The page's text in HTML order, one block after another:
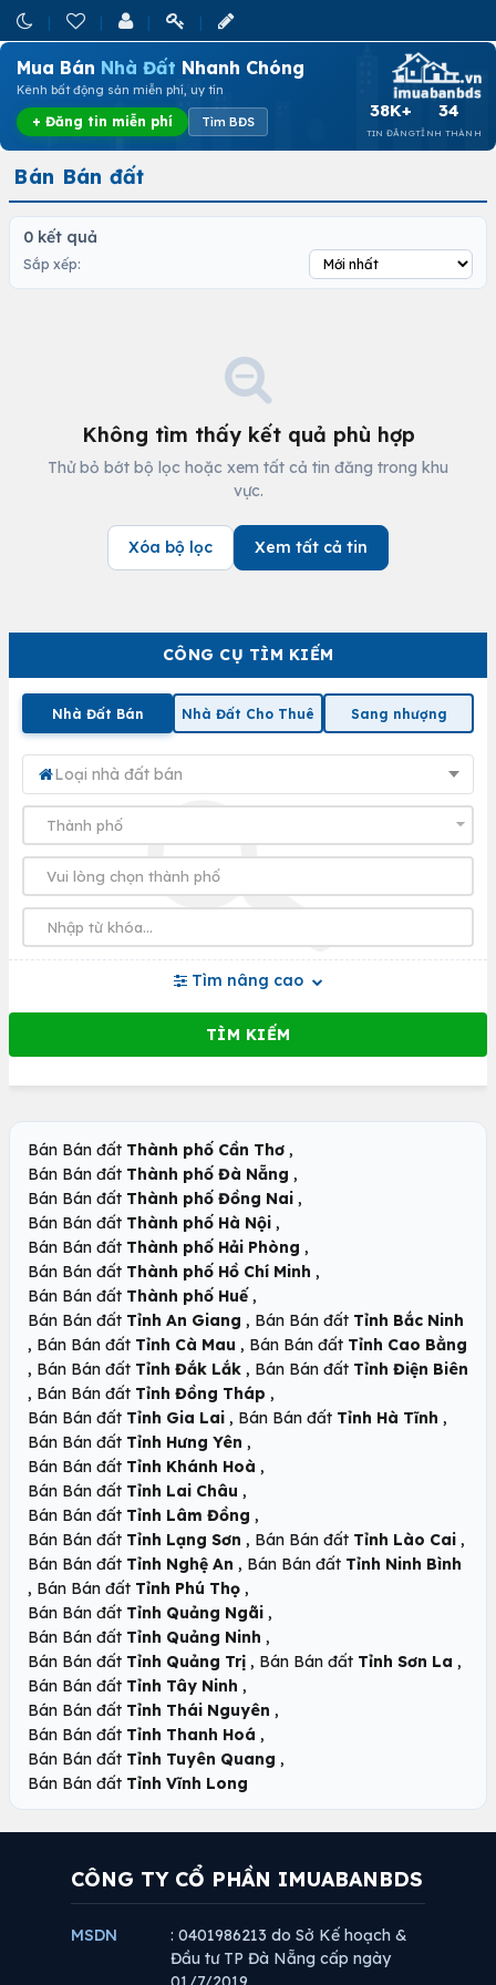
Mua Bán Nhà Đất Nhanh Chóng
Kênh bất động sản miễn phí, uy tín
+ Đăng tin miễn phí Tìm BĐS
38K+
TIN ĐĂNG
34
TỈNH THÀNH
CÔNG CỤ TÌM KIẾM
Nhà Đất Bán Nhà Đất Cho Thuê Sang nhượng
Loại nhà đất bán
Tìm nâng cao
Bán Bán đất
0 kết quả
Sắp xếp:
Không tìm thấy kết quả phù hợp
Thử bỏ bớt bộ lọc hoặc xem tất cả tin đăng trong khu
vực.
Xóa bộ lọc Xem tất cả tin
Bán Bán đất Thành phố Cần Thơ ,
Bán Bán đất Thành phố Đà Nẵng ,
Bán Bán đất Thành phố Đồng Nai ,
Bán Bán đất Thành phố Hà Nội ,
Bán Bán đất Thành phố Hải Phòng ,
Bán Bán đất Thành phố Hồ Chí Minh ,
Bán Bán đất Thành phố Huế ,
Bán Bán đất Tỉnh An Giang , Bán Bán đất Tỉnh Bắc Ninh
, Bán Bán đất Tỉnh Cà Mau , Bán Bán đất Tỉnh Cao Bằng
, Bán Bán đất Tỉnh Đắk Lắk , Bán Bán đất Tỉnh Điện Biên
, Bán Bán đất Tỉnh Đồng Tháp ,
Bán Bán đất Tỉnh Gia Lai , Bán Bán đất Tỉnh Hà Tĩnh ,
Bán Bán đất Tỉnh Hưng Yên ,
Bán Bán đất Tỉnh Khánh Hoà ,
Bán Bán đất Tỉnh Lai Châu ,
Bán Bán đất Tỉnh Lâm Đồng ,
Bán Bán đất Tỉnh Lạng Sơn , Bán Bán đất Tỉnh Lào Cai ,
Bán Bán đất Tỉnh Nghệ An , Bán Bán đất Tỉnh Ninh Bình
, Bán Bán đất Tỉnh Phú Thọ ,
Bán Bán đất Tỉnh Quảng Ngãi ,
Bán Bán đất Tỉnh Quảng Ninh ,
Bán Bán đất Tỉnh Quảng Trị , Bán Bán đất Tỉnh Sơn La ,
Bán Bán đất Tỉnh Tây Ninh ,
Bán Bán đất Tỉnh Thái Nguyên ,
Bán Bán đất Tỉnh Thanh Hoá ,
Bán Bán đất Tỉnh Tuyên Quang ,
Bán Bán đất Tỉnh Vĩnh Long
CÔNG TY CỔ PHẦN IMUABANBDS
MSDN
: 0401986213 do Sở Kế hoạch &
Đầu tư TP Đà Nẵng cấp ngày